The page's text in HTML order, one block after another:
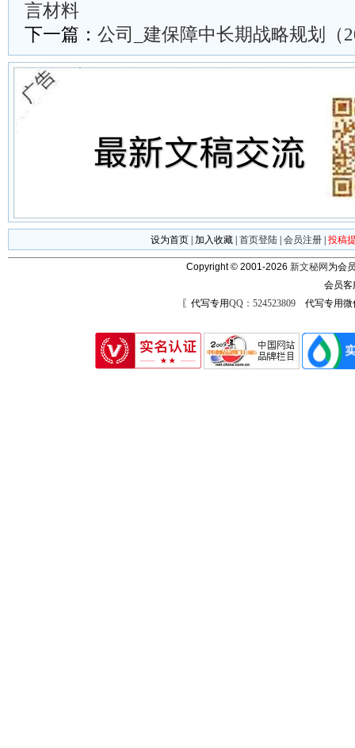
言材料
下一篇： 公司_建保障中长期战略规划（
设为首页 加入收藏 首页登陆 会员注册 投稿
Copyright © 2001-2026 新文秘网 为会
会员
〖代写专用QQ：524523809代写专用微